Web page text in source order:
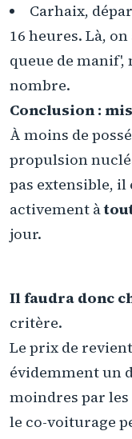
Carhaix,
16 heures. Là,
queue de manif',
nombre.
Conclusion :
À moins de
propulsion
pas extensible,
activement à
jour.
Il faudra donc
critère.
Le prix de
évidemment un
moindres par
le co-voiturage